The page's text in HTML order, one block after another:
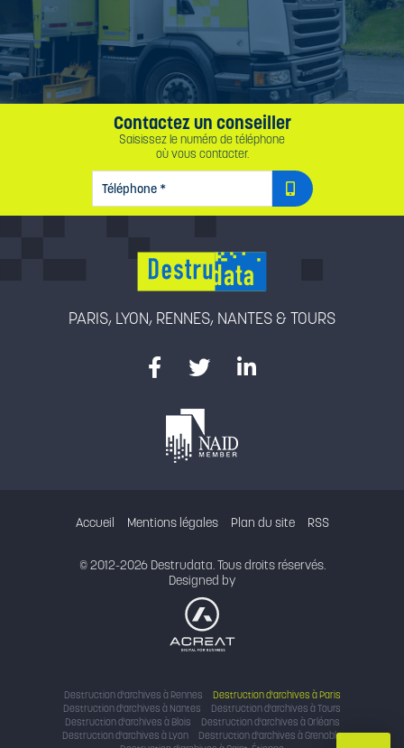
Contactez un conseiller
Saisissez le numéro de téléphone
où vous contacter.
TÉLÉPHONE*
PARIS, LYON, RENNES, NANTES & TOURS
Accueil Mentions légales Plan du site RSS
© 2012-2026 Destrudata. Tous droits réservés.
Designed by
Destruction d'archives à Rennes
Destruction d'archives à Paris
Destruction d'archives à Nantes
Destruction d'archives à Tours
Destruction d'archives à Blois
Destruction d'archives à Orléans
Destruction d'archives à Lyon
Destruction d'archives à Grenoble